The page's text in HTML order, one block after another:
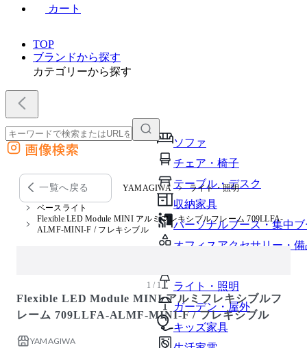
カート
TOP
ブランドから探す
カテゴリーから探す
ソファ
チェア・椅子
テーブル・デスク
収納家具
パーソナルブース・集中
オフィスアクセサリー・備
ライト・照明
ガーデン・屋外
キッズ家具
外部サイトの商品をカートに追加
他のサイトで見つけた商品ページのURLを貼り付けて、カートに追加できます
画像検索
一覧へ戻る YAMAGIWA ライト・照明
ベースライト
Flexible LED Module MINI アルミフレキシブルフレーム 709LLFA-
ALMF-MINI-F / フレキシブル
1 / 1
Flexible LED Module MINI アルミフレキシブルフ
レーム 709LLFA-ALMF-MINI-F / フレキシブル
YAMAGIWA